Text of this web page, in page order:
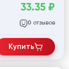
33.35 ₽
0 отзывов
Купить